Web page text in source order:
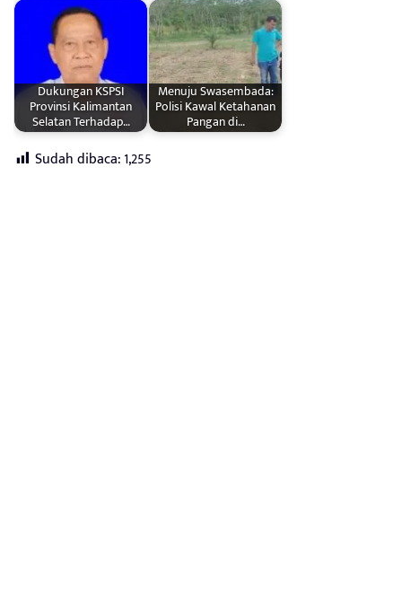
Dukungan KSPSI
Provinsi Kalimantan
Selatan Terhadap…
Menuju Swasembada:
Polisi Kawal Ketahanan
Pangan di…
Sudah dibaca:1,255